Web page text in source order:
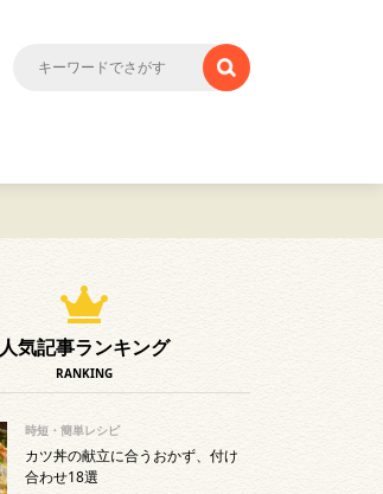
人気記事ランキング
RANKING
時短・簡単レシピ
カツ丼の献立に合うおかず、付け
合わせ18選